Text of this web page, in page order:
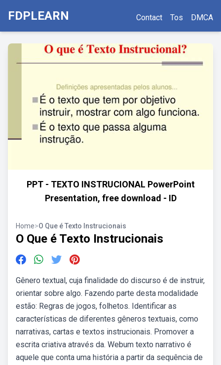
FDPLEARN Contact Tos DMCA
PPT - TEXTO INSTRUCIONAL PowerPoint
Presentation, free download - ID
Home>O Que é Texto Instrucionais
O Que é Texto Instrucionais
Gênero textual, cuja finalidade do discurso é de instruir,
orientar sobre algo. Fazendo parte desta modalidade
estão: Regras de jogos, folhetos. Identificar as
características de diferentes gêneros textuais, como
narrativas, cartas e textos instrucionais. Promover a
escrita criativa através da. Webum texto narrativo é
aquele que conta uma história a partir da sequência de